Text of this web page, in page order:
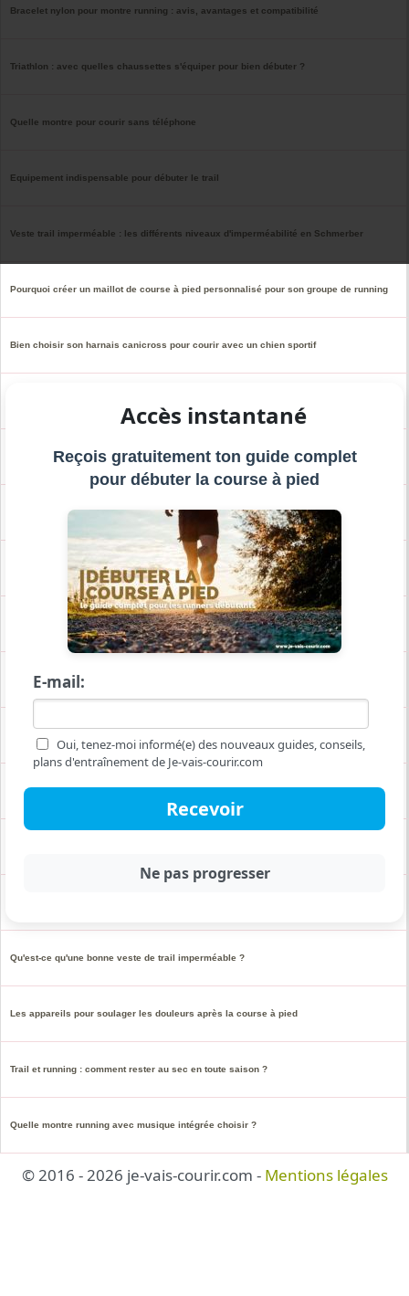
Accès instantané
Reçois gratuitement ton guide complet
pour débuter la course à pied
E-mail:
Oui, tenez-moi informé(e) des nouveaux guides, conseils,
plans d'entraînement de Je-vais-courir.com
Bracelet nylon pour montre running : avis, avantages et compatibilité
Triathlon : avec quelles chaussettes s'équiper pour bien débuter ?
Quelle montre pour courir sans téléphone
Equipement indispensable pour débuter le trail
Veste trail imperméable : les différents niveaux d'imperméabilité en Schmerber
Pourquoi créer un maillot de course à pied personnalisé pour son groupe de running
Bien choisir son harnais canicross pour courir avec un chien sportif
Quel matériel pour le canicross ?
Trouver le cadeau idéal pour un runner
10 idées cadeaux de Noël à offrir à un coureur fan de running trail
Pourquoi acheter une montre GPS avec cartographie intégrée ?
Choisir des chaussettes de running adaptées pour optimiser ses performances
Les gants chauffants G-Heat pour le ski
Qu'est-ce qu'une bonne veste de trail imperméable ?
Les appareils pour soulager les douleurs après la course à pied
Trail et running : comment rester au sec en toute saison ?
Quelle montre running avec musique intégrée choisir ?
© 2016 - 2026 je-vais-courir.com - Mentions légales